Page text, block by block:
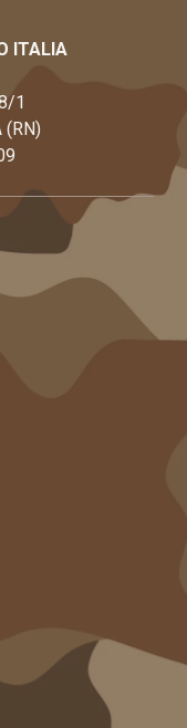
ITALIA
1
(RN)